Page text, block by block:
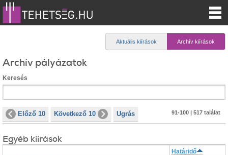
Aktuális kiírások Archív kiírások
Archív pályázatok
Keresés
Előző 10 Következő 10 Ugrás 91-100 | 517 találat
Egyéb kiírások
Határidő